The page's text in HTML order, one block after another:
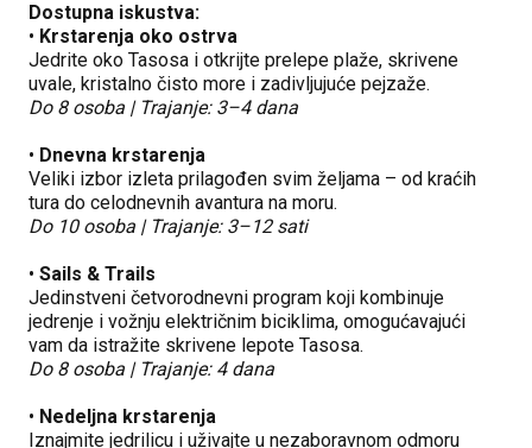
Dostupna iskustva:
• Krstarenja oko ostrva
Jedrite oko Tasosa i otkrijte prelepe plaže, skrivene
uvale, kristalno čisto more i zadivljujuće pejzaže.
Do 8 osoba | Trajanje: 3–4 dana
• Dnevna krstarenja
Veliki izbor izleta prilagođen svim željama – od kraćih
tura do celodnevnih avantura na moru.
Do 10 osoba | Trajanje: 3–12 sati
• Sails & Trails
Jedinstveni četvorodnevni program koji kombinuje
jedrenje i vožnju električnim biciklima, omogućavajući
vam da istražite skrivene lepote Tasosa.
Do 8 osoba | Trajanje: 4 dana
• Nedeljna krstarenja
Iznajmite jedrilicu i uživajte u nezaboravnom odmoru